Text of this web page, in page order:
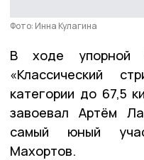
Фото: Инна Кулагина
В ходе упорной
«Классический
категории до 67,5
завоевал Артём
самый юный
Махортов.